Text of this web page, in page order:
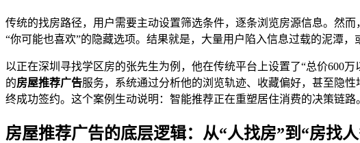
传统的找房路径，用户需要主动设置筛选条件，逐条浏览房源信息。然
“你可能也喜欢”的隐藏选项。结果就是，大量用户陷入信息过载的泥潭，
以正在深圳寻找学区房的张先生为例，他在传统平台上设置了“总价600
的房屋推荐广告服务，系统通过分析他的浏览轨迹、收藏偏好，甚至隐
终成功签约。这个案例生动说明：智能推荐正在重塑居住消费的决策链路
房屋推荐广告的底层逻辑：从“人找房”到“房找